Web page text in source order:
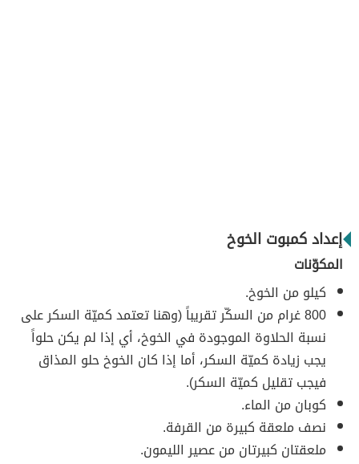
إعداد كمبوت الخوخ
المكوّنات
كيلو من الخوخ.
800 غرام من السكّر تقريباً (وهنا تعتمد كميّة السكر على
نسبة الحلاوة الموجودة في الخوخ، أي إذا لم يكن حلواً
يجب زيادة كميّة السكر، أما إذا كان الخوخ حلو المذاق
فيجب تقليل كميّة السكر).
كوبان من الماء.
نصف ملعقة كبيرة من القرفة.
ملعقتان كبيرتان من عصير الليمون.